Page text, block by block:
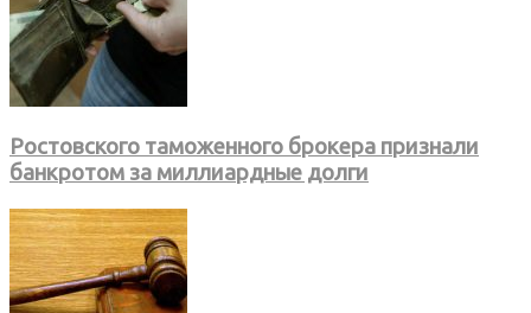
Ростовского таможенного брокера признали
банкротом за миллиардные долги